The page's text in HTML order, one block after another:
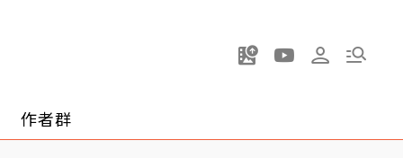
作者群